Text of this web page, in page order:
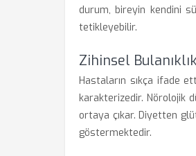
durum, bireyin kendini
tetikleyebilir.
Zihinsel
Hastaların sıkça ifade
karakterizedir. Nörolojik
ortaya çıkar. Diyetten
göstermektedir.